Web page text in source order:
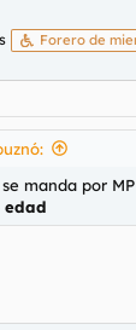
Forero de
manda por
edad